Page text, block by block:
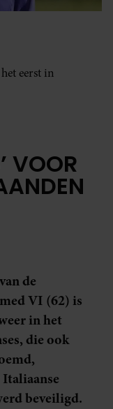
eerst in
VOOR
de
VI (62) is
in het
die ook
beveiligd.